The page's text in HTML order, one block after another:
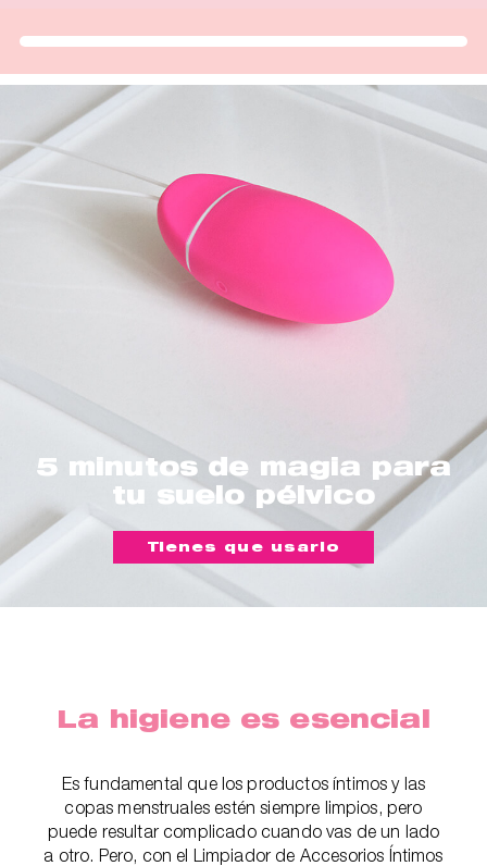
5 minutos de magia para
tu suelo pélvico
Tienes que usarlo
La higiene es esencial
Es fundamental que los productos íntimos y las
copas menstruales estén siempre limpios, pero
puede resultar complicado cuando vas de un lado
a otro. Pero, con el Limpiador de Accesorios Íntimos